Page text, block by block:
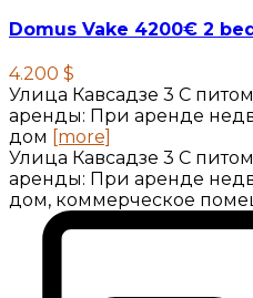
Domus Vake 4200€ 2
4.200 $
Улица Кавсадзе 3 C
аренды: При аренде
дом
[more]
Улица Кавсадзе 3 C
аренды: При аренде
дом, коммерческое